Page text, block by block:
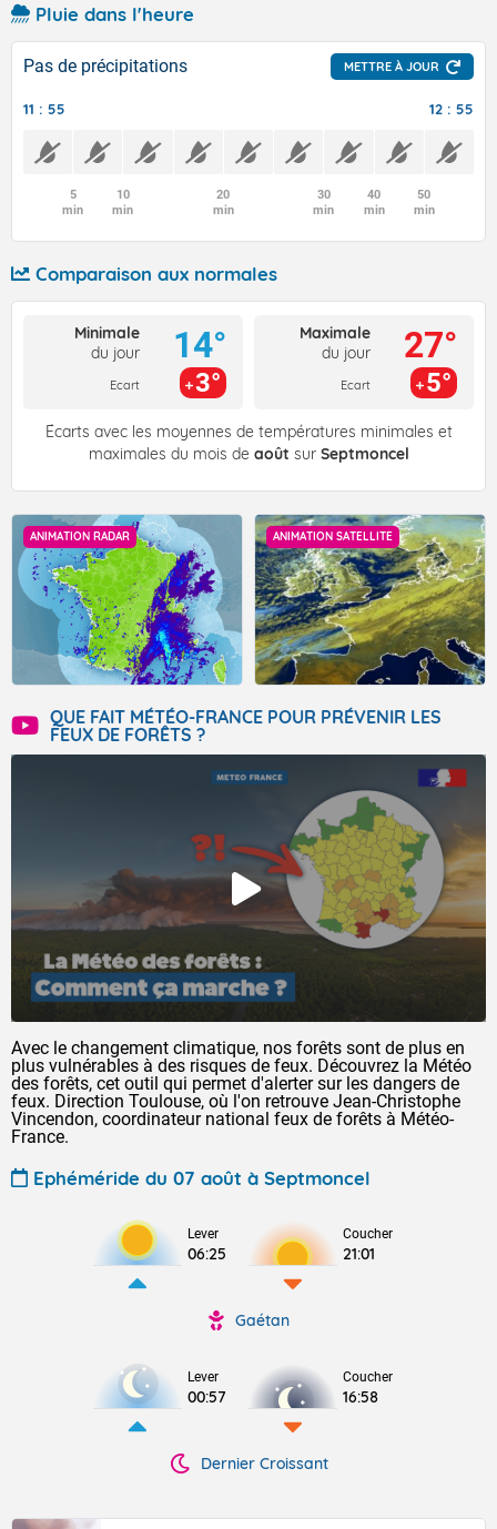
Pluie dans l'heure
Pas de précipitations METTRE À JOUR
11 : 55 12 : 55
5
min
10
min
20
min
30
min
40
min
50
min
Comparaison aux normales
Minimale
du jour
Ecart
14°
3°
Maximale
du jour
Ecart
27°
5°
Écarts avec les moyennes de températures minimales et
maximales du mois de août sur Septmoncel
ANIMATION RADAR ANIMATION SATELLITE
QUE FAIT MÉTÉO-FRANCE POUR PRÉVENIR LES
FEUX DE FORÊTS ?
Avec le changement climatique, nos forêts sont de plus en
plus vulnérables à des risques de feux. Découvrez la Météo
des forêts, cet outil qui permet d'alerter sur les dangers de
feux. Direction Toulouse, où l'on retrouve Jean-Christophe
Vincendon, coordinateur national feux de forêts à Météo-
France.
Ephéméride du 07 août à Septmoncel
Lever
06:25
Coucher
21:01
Gaétan
Lever
00:57
Coucher
16:58
Dernier Croissant